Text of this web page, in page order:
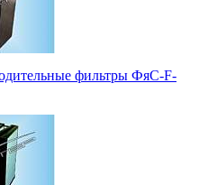
фильтры ФяС-F-